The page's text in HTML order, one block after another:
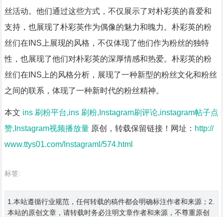
丝活动。他们通过这些方式，不仅展示了对朴彩英的喜爱和
支持，也展现了朴彩英作为偶像的魅力和魄力。朴彩英的粉
丝们在INS上展现的风格，不仅体现了他们作为粉丝的独特
性，也展现了他们对朴彩英的深厚情感和热爱。朴彩英的粉
丝们在INS上的风格分析，展现了一种新型的粉丝文化和粉丝
之间的联系，体现了一种新时代的粉丝精神。
本文 ins 刷粉平台,ins 刷粉,Instagram刷评论,instagram帖子点
赞,Instagram视频播放量原创，转载保留链接！网址： http://
www.ttys01.com/Instagraml/574.html
标签:
1.本站遵循行业规范，任何转载的稿件都会明确标注作者和来源；2.
本站的原创文章，请转载时务必注明文章作者和来源，不尊重原创